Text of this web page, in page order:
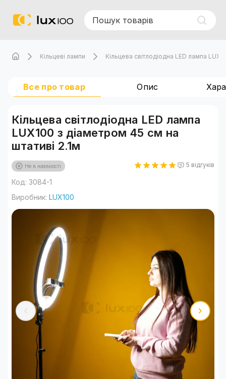
Кільцеві лампи Кільцева світлодіодна LED лампа
Все про товар Опис
Кільцева світлодіодна LED лампа
LUX100 з діаметром 45 см на
штативі 2.1м
Не в наявності 5 відгуків
Код: 3084-1
Виробник: LUX100